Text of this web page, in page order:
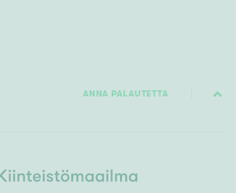
ANNA PALAUTETTA